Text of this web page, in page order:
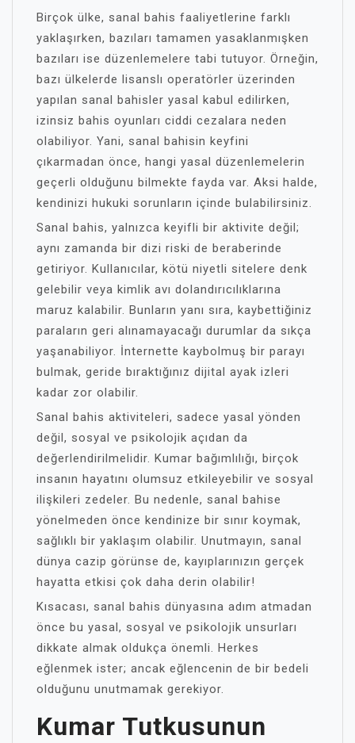
Birçok ülke, sanal bahis faaliyetlerine farklı
yaklaşırken, bazıları tamamen yasaklanmışken
bazıları ise düzenlemelere tabi tutuyor. Örneğin,
bazı ülkelerde lisanslı operatörler üzerinden
yapılan sanal bahisler yasal kabul edilirken,
izinsiz bahis oyunları ciddi cezalara neden
olabiliyor. Yani, sanal bahisin keyfini
çıkarmadan önce, hangi yasal düzenlemelerin
geçerli olduğunu bilmekte fayda var. Aksi halde,
kendinizi hukuki sorunların içinde bulabilirsiniz.
Sanal bahis, yalnızca keyifli bir aktivite değil;
aynı zamanda bir dizi riski de beraberinde
getiriyor. Kullanıcılar, kötü niyetli sitelere denk
gelebilir veya kimlik avı dolandırıcılıklarına
maruz kalabilir. Bunların yanı sıra, kaybettiğiniz
paraların geri alınamayacağı durumlar da sıkça
yaşanabiliyor. İnternette kaybolmuş bir parayı
bulmak, geride bıraktığınız dijital ayak izleri
kadar zor olabilir.
Sanal bahis aktiviteleri, sadece yasal yönden
değil, sosyal ve psikolojik açıdan da
değerlendirilmelidir. Kumar bağımlılığı, birçok
insanın hayatını olumsuz etkileyebilir ve sosyal
ilişkileri zedeler. Bu nedenle, sanal bahise
yönelmeden önce kendinize bir sınır koymak,
sağlıklı bir yaklaşım olabilir. Unutmayın, sanal
dünya cazip görünse de, kayıplarınızın gerçek
hayatta etkisi çok daha derin olabilir!
Kısacası, sanal bahis dünyasına adım atmadan
önce bu yasal, sosyal ve psikolojik unsurları
dikkate almak oldukça önemli. Herkes
eğlenmek ister; ancak eğlencenin de bir bedeli
olduğunu unutmamak gerekiyor.
Kumar Tutkusunun